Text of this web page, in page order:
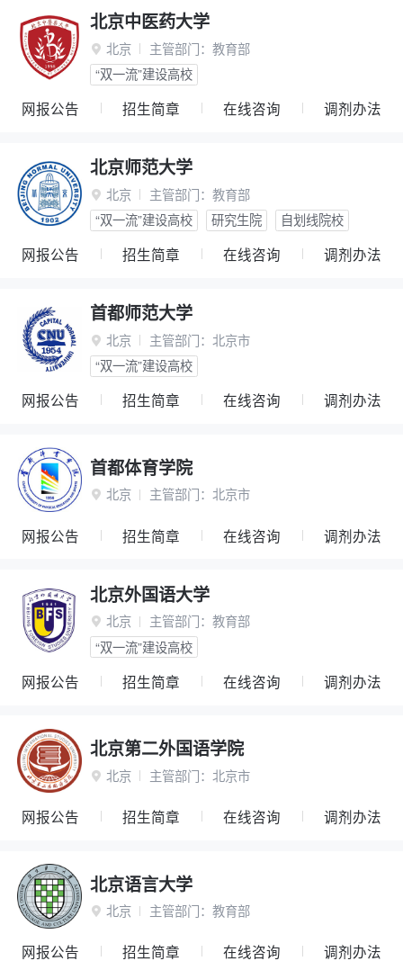
北京中医药大学
 北京 主管部门： 教育部
“双一流”建设高校
网报公告 招生简章 在线咨询 调剂办法
北京师范大学
 北京 主管部门： 教育部
“双一流”建设高校
研究生院 自划线院校
网报公告 招生简章 在线咨询 调剂办法
首都师范大学
 北京 主管部门： 北京市
“双一流”建设高校
网报公告 招生简章 在线咨询 调剂办法
首都体育学院
 北京 主管部门： 北京市
网报公告 招生简章 在线咨询 调剂办法
北京外国语大学
 北京 主管部门： 教育部
“双一流”建设高校
网报公告 招生简章 在线咨询 调剂办法
北京第二外国语学院
 北京 主管部门： 北京市
网报公告 招生简章 在线咨询 调剂办法
北京语言大学
 北京 主管部门： 教育部
网报公告 招生简章 在线咨询 调剂办法